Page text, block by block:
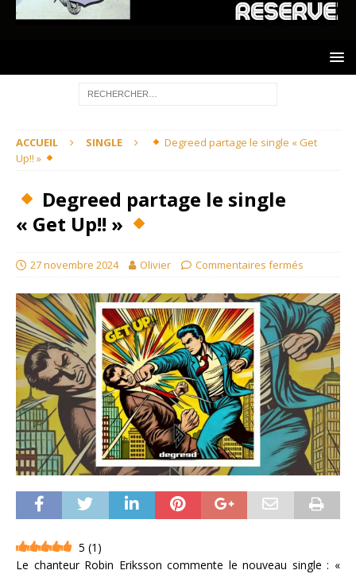
ACCUEIL SINGLE
Degreed partage le single « Get
Up!! »
Degreed partage le single
« Get Up!! »
27 novembre 2024 Olivier Commentaires fermés
5 (1 )
Le chanteur Robin Eriksson commente le nouveau single : «